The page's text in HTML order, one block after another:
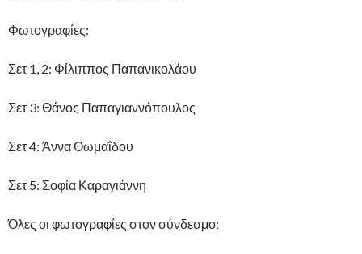
Φωτογραφίες:
Σετ 1, 2: Φίλιππος Παπανικολάου
Σετ 3: Θάνος Παπαγιαννόπουλος
Σετ 4: Άννα Θωμαΐδου
Σετ 5: Σοφία Καραγιάννη
Όλες οι φωτογραφίες στον σύνδεσμο: